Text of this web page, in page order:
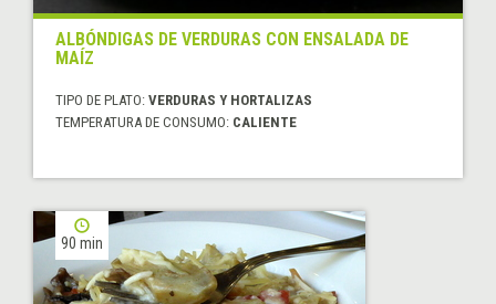
ALBÓNDIGAS DE VERDURAS CON ENSALADA DE
MAÍZ
TIPO DE PLATO: VERDURAS Y HORTALIZAS
TEMPERATURA DE CONSUMO: CALIENTE
90 min